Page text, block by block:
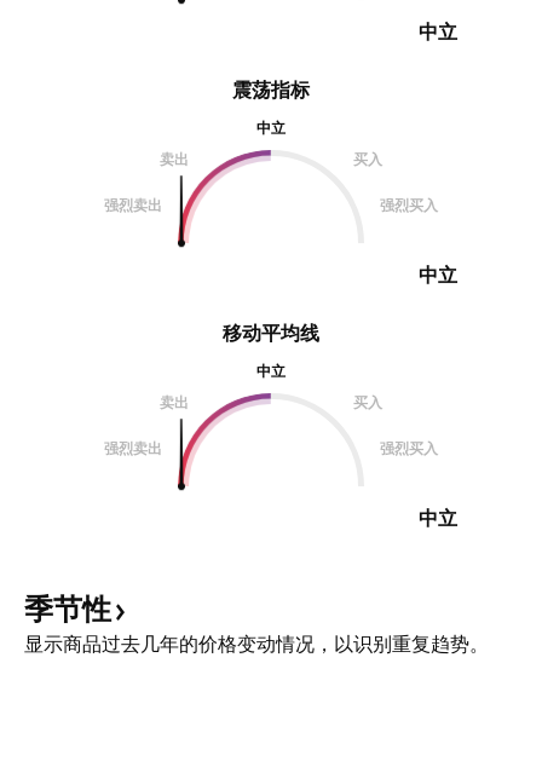
震荡指标
中立
卖出
买入
强烈卖出 强烈买入
中立
中立
移动平均线
中立
卖出
买入
强烈卖出 强烈买入
中立
季节性
显示商品过去几年的价格变动情况，以识别重复趋势。